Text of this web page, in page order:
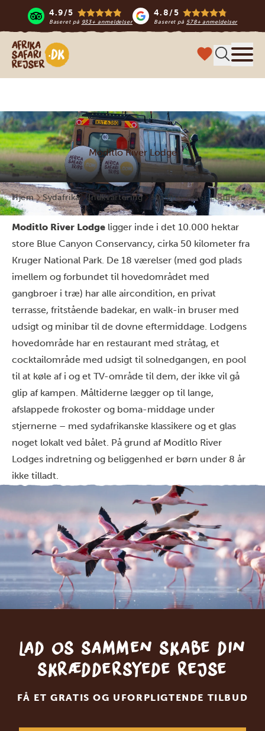
4.9/5
Baseret på 933+ anmeldelser
4.8/5
Baseret på 578+ anmeldelser
Safari-rejser i Afrika
Moditlo River Lodge
Hjem Sydafrika Indkvartering Moditlo River Lodge
Moditlo River Lodge ligger inde i det 10.000 hektar
store Blue Canyon Conservancy, cirka 50 kilometer fra
Kruger National Park. De 18 værelser (med god plads
imellem og forbundet til hovedområdet med
gangbroer i træ) har alle aircondition, en privat
terrasse, fritstående badekar, en walk-in bruser med
udsigt og minibar til de dovne eftermiddage. Lodgens
hovedområde har en restaurant med stråtag, et
cocktailområde med udsigt til solnedgangen, en pool
til at køle af i og et TV-område til dem, der ikke vil gå
glip af kampen. Måltiderne lægger op til lange,
afslappede frokoster og boma-middage under
stjernerne – med sydafrikanske klassikere og et glas
noget lokalt ved bålet. På grund af Moditlo River
Lodges indretning og beliggenhed er børn under 8 år
ikke tilladt.
Lad os sammen skabe din
skræddersyede rejse
FÅ ET GRATIS OG UFORPLIGTENDE TILBUD